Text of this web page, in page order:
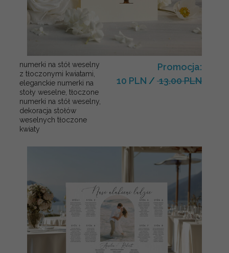
numerki na stół weselny
z tłoczonymi kwiatami,
eleganckie numerki na
stoły weselne, tłoczone
numerki na stół weselny,
dekoracja stołów
weselnych tłoczone
kwiaty
Promocja:
10 PLN / 13.00 PLN